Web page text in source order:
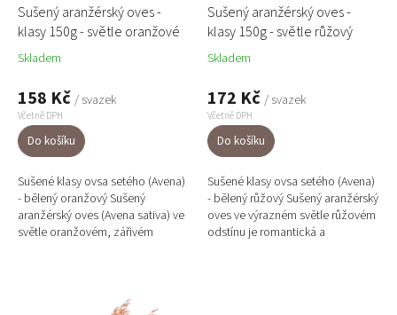
k
t
ů
Sušený aranžérský oves -
klasy 150g - světle oranžové
Skladem
158 Kč / svazek
Včetně DPH
Do košíku
Sušené klasy ovsa setého (Avena)
- bělený oranžový Sušený
aranžérský oves (Avena sativa) ve
světle oranžovém, zářivém
Sušený aranžérský oves -
klasy 150g - světle růžový
Skladem
172 Kč / svazek
Včetně DPH
Do košíku
Sušené klasy ovsa setého (Avena)
- bělený růžový Sušený aranžérský
oves ve výrazném světle růžovém
odstínu je romantická a